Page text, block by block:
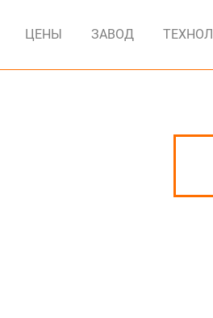
ЦЕНЫ ЗАВОД